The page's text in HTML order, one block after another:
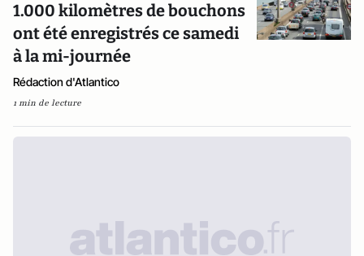
1.000 kilomètres de bouchons
ont été enregistrés ce samedi
à la mi-journée
Rédaction d'Atlantico
1 min de lecture